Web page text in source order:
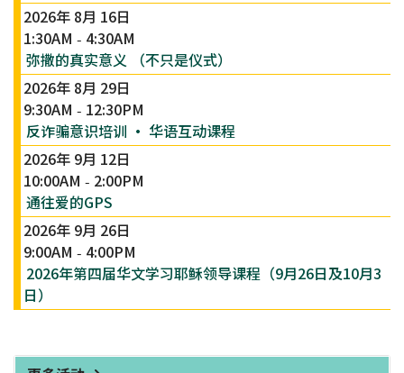
2026年 8月 16日
1:30AM - 4:30AM
弥撒的真实意义 （不只是仪式）
2026年 8月 29日
9:30AM - 12:30PM
反诈骗意识培训 · 华语互动课程
2026年 9月 12日
10:00AM - 2:00PM
通往爱的GPS
2026年 9月 26日
9:00AM - 4:00PM
2026年第四届华文学习耶稣领导课程（9月26日及10月3
日）